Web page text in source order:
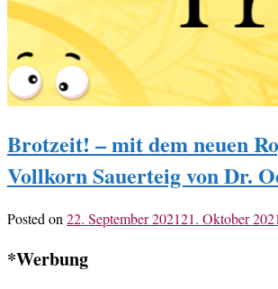
Brotzeit! – mit dem neuen
Vollkorn Sauerteig von Dr.
Posted on22. September 202121. Oktober
*Werbung